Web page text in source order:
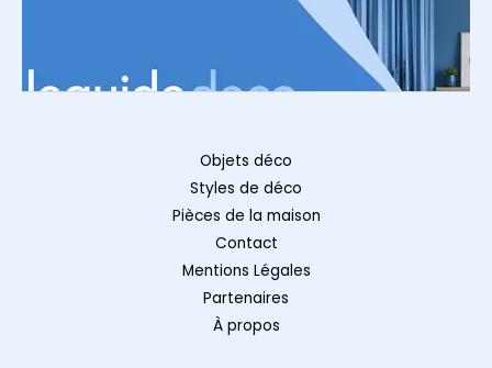
Objets déco
Styles de déco
Pièces de la maison
Contact
Mentions Légales
Partenaires
À propos